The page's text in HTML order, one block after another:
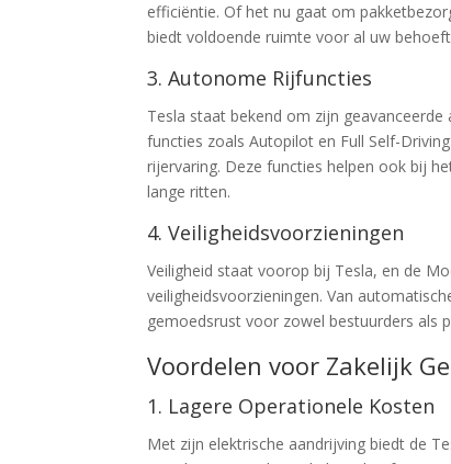
efficiëntie. Of het nu gaat om
biedt voldoende ruimte voor al uw
3. Autonome Rijfuncties
Tesla staat bekend om zijn
functies zoals Autopilot en Full Self-
rijervaring. Deze functies helpen ook bij
lange ritten.
4. Veiligheidsvoorzieningen
Veiligheid staat voorop bij Tesla, en de
veiligheidsvoorzieningen. Van
gemoedsrust voor zowel bestuurders als
Voordelen voor Zakelijk
1. Lagere Operationele Kosten
Met zijn elektrische aandrijving biedt de